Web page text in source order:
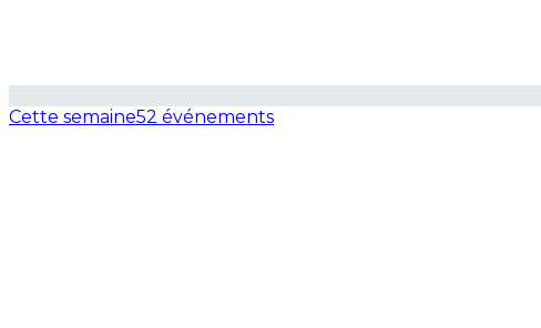
Cette semaine52 événements